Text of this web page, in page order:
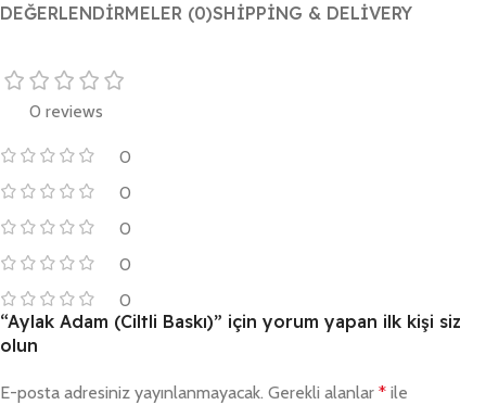
DEĞERLENDIRMELER (0)SHIPPING & DELIVERY
0 reviews
0
0
0
0
0
“Aylak Adam (Ciltli Baskı)” için yorum yapan ilk kişi siz
olun
E-posta adresiniz yayınlanmayacak. Gerekli alanlar * ile